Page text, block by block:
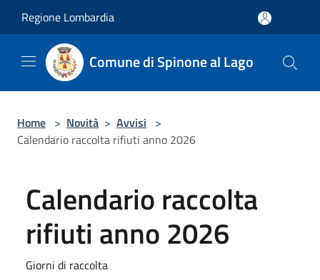
Regione Lombardia
Comune di Spinone al Lago
Home > Novità > Avvisi >
Calendario raccolta rifiuti anno 2026
Calendario raccolta
rifiuti anno 2026
Giorni di raccolta